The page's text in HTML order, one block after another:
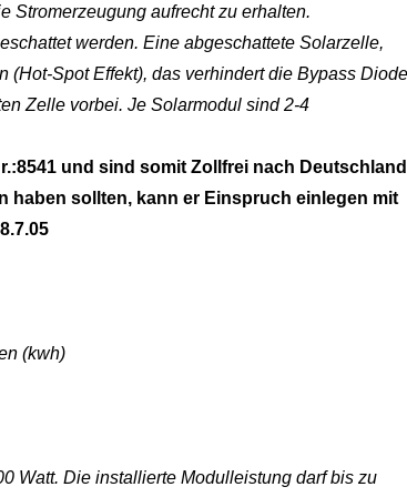
Stromerzeugung aufrecht zu erhalten.
werden. Eine abgeschattete Solarzelle,
Spot Effekt), das verhindert die Bypass
Zelle vorbei. Je Solarmodul sind 2-4
und sind somit Zollfrei nach Deutschland
haben sollten, kann er Einspruch einlegen mit
(kwh)
Watt. Die installierte Modulleistung darf bis zu